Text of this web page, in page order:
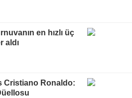
en hızlı üç
aldı
Cristiano Ronaldo: